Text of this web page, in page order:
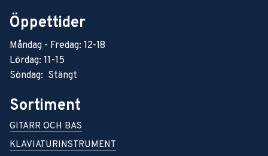
Öppettider
Måndag - Fredag: 12-18
Lördag: 11-15
Söndag: Stängt
Sortiment
GITARR OCH BAS
KLAVIATURINSTRUMENT